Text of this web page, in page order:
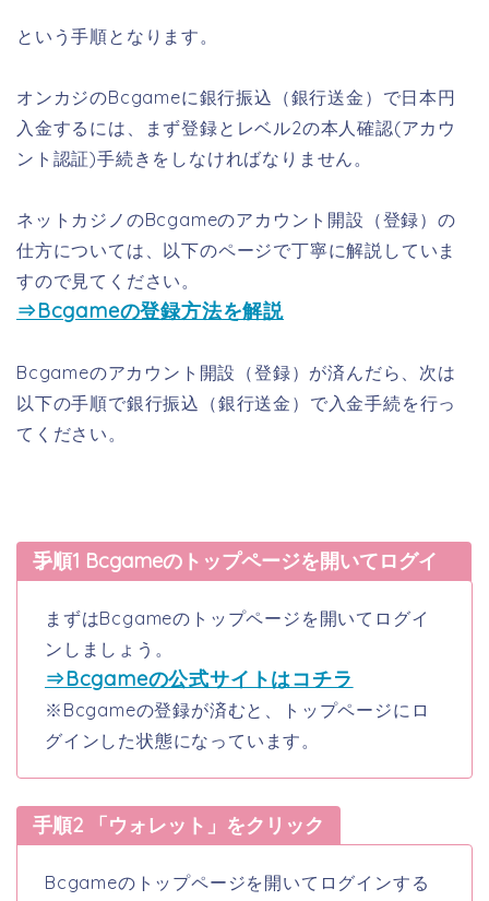
という手順となります。
オンカジのBcgameに銀行振込（銀行送金）で日本円
入金するには、まず登録とレベル2の本人確認(アカウ
ント認証)手続きをしなければなりません。
ネットカジノのBcgameのアカウント開設（登録）の
仕方については、以下のページで丁寧に解説していま
すので見てください。
⇒Bcgameの登録方法を解説
Bcgameのアカウント開設（登録）が済んだら、次は
以下の手順で銀行振込（銀行送金）で入金手続を行っ
てください。
手順1 Bcgameのトップページを開いてログイン
まずはBcgameのトップページを開いてログイ
ンしましょう。
⇒Bcgameの公式サイトはコチラ
※Bcgameの登録が済むと、トップページにロ
グインした状態になっています。
手順2 「ウォレット」をクリック
Bcgameのトップページを開いてログインする